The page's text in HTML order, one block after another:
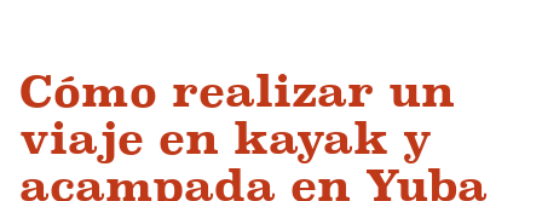
Cómo realizar un
viaje en kayak y
acampada en Yuba